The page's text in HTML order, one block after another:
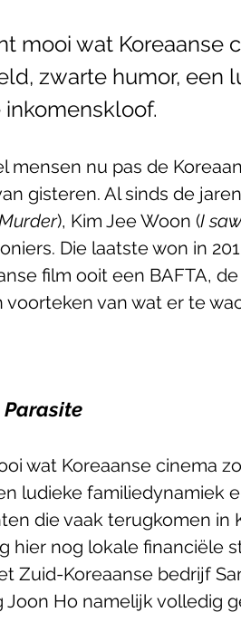
mooi wat Koreaanse
zwarte humor, een
mensen nu pas de
gisteren. Al sinds de
), Kim Jee Woon (I
Die laatste won in
film ooit een BAFTA,
voorteken van wat er te
Parasite
wat Koreaanse cinema
ludieke familiedynamiek
die vaak terugkomen in
hier nog lokale financiële
Zuid-Koreaanse bedrijf
Joon Ho namelijk volledig